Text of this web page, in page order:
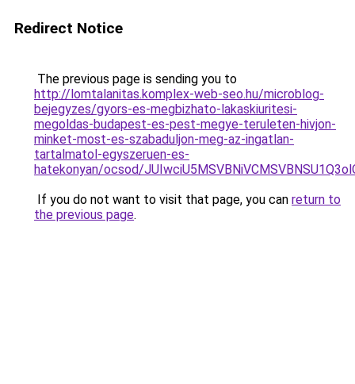
Redirect Notice
The previous page is sending you to
http://lomtalanitas.komplex-web-seo.hu/microblog-
bejegyzes/gyors-es-megbizhato-lakaskiuritesi-
megoldas-budapest-es-pest-megye-teruleten-hivjon-
minket-most-es-szabaduljon-meg-az-ingatlan-
tartalmatol-egyszeruen-es-
hatekonyan/ocsod/
If you do not want to visit that page, you can return to
the previous page.